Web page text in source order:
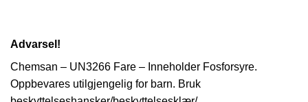
Advarsel!
Chemsan – UN3266 Fare – Inneholder Fosforsyre.
Oppbevares utilgjengelig for barn. Bruk